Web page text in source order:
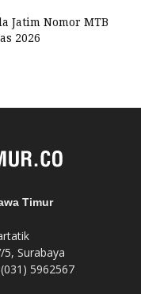
Jatim Nomor MTB
2026
Timur
5, Surabaya
5962567